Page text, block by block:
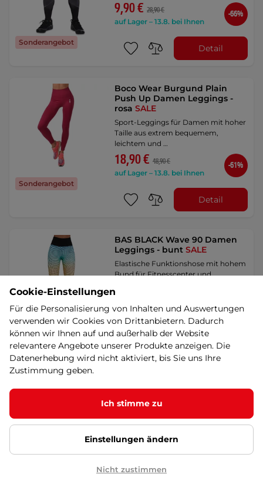
Sonderangebot
9,90 € 28,90 €
auf Lager – 13.8. bei Ihnen
-66%
Detail
Sonderangebot
Boco Wear Burgund Plain
Push Up Damen Leggings -
rosaSALE
Sport-Leggings für Damen mit hoher
Taille aus extrem bequemem,
leichtem und …
18,90 € 48,90 €
auf Lager – 13.8. bei Ihnen
-61%
Detail
Sonderangebot
BAS BLACK Wave 90 Damen
Leggings - buntSALE
Elastische Funktionshose mit hohem
Bund für Fitnesscenter und
15,90 €
auf Lager – 13.8. bei Ihnen
-47%
Detail
Dreamy Edition Bubble Butt
537 - Powder Pink
extrem wohl und unglaublich sexy
zugleich …
63,90 € 86 €
auf Lager – 13.8. bei Ihnen
-26%
Cookie-Einstellungen
Für die Personalisierung von Inhalten und Auswertungen
verwenden wir Cookies von Drittanbietern. Dadurch
können wir Ihnen auf und außerhalb der Website
relevantere Angebote unserer Produkte anzeigen. Die
Datenerhebung wird nicht aktiviert, bis Sie uns Ihre
Zustimmung geben.
Ich stimme zu
Einstellungen ändern
Nicht zustimmen